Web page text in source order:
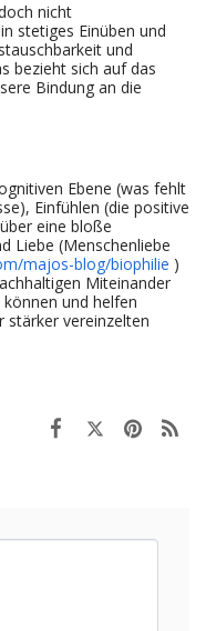
nicht
stetiges Einüben und
und
bezieht sich auf das
Bindung an die
Ebene (was fehlt
Einfühlen (die positive
eine bloße
Liebe (Menschenliebe
majos-blog/biophilie )
Miteinander
und helfen
stärker vereinzelten